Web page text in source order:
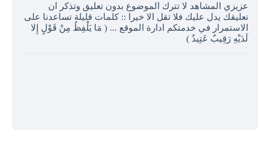
عزيزي المشاهد لا تترك الموضوع بدون تعليق وتذكر ان
تعليقك يدل عليك فلا تقل الا خيرا :: كلمات قليلة تساعدنا على
الاستمرار في خدمتكم ادارة الموقع ... ( مَا يَلْفِظُ مِنْ قَوْلٍ إِلا
لَدَيْهِ رَقِيبٌ عَتِيدٌ )